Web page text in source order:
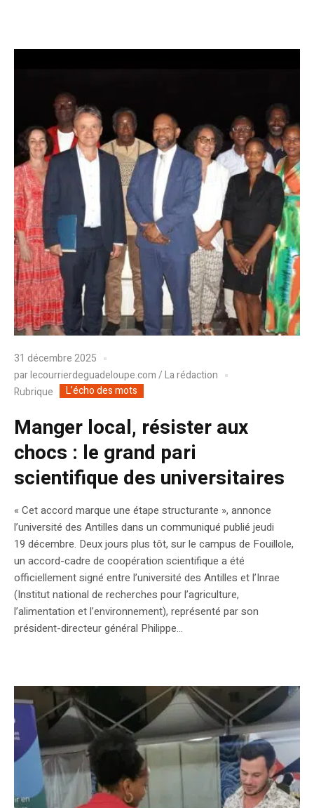
31 décembre 2025
parlecourrierdeguadeloupe.com / La rédaction
Rubrique
L’écho des mots
Manger local, résister aux
chocs : le grand pari
scientifique des universitaires
« Cet accord marque une étape structurante », annonce
l’université des Antilles dans un communiqué publié jeudi
19 décembre. Deux jours plus tôt, sur le campus de Fouillole,
un accord-cadre de coopération scientifique a été
officiellement signé entre l’université des Antilles et l’Inrae
(Institut national de recherches pour l’agriculture,
l’alimentation et l’environnement), représenté par son
président-directeur général Philippe...